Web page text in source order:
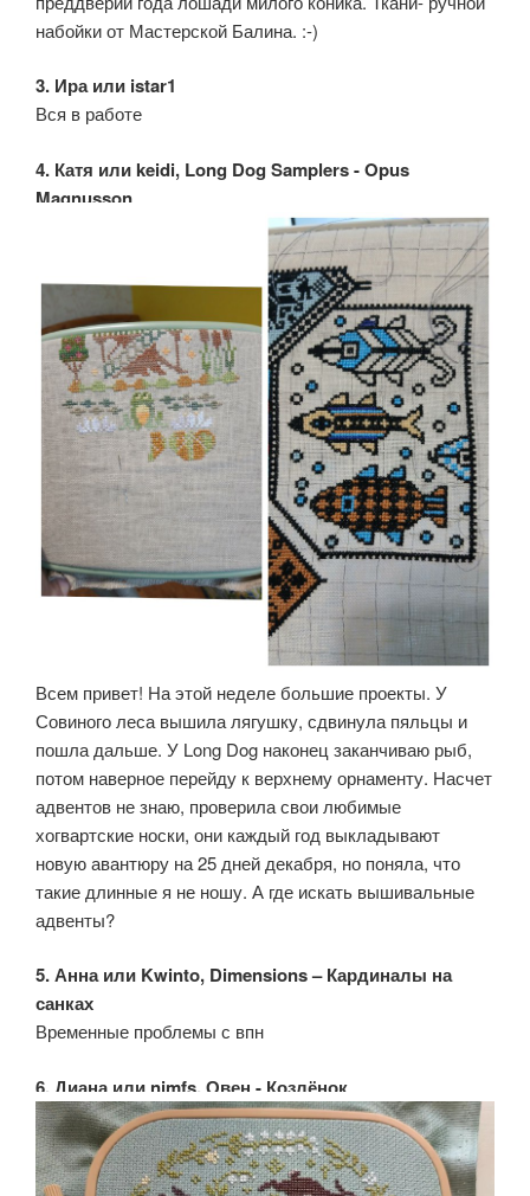
набойки от Мастерской Балина. :-)
3. Ира или istar1
Вся в работе
4. Катя или keidi, Long Dog Samplers - Opus
Magnusson
Всем привет! На этой неделе большие проекты. У
Совиного леса вышила лягушку, сдвинула пяльцы и
пошла дальше. У Long Dog наконец заканчиваю рыб,
потом наверное перейду к верхнему орнаменту. Насчет
адвентов не знаю, проверила свои любимые
хогвартские носки, они каждый год выкладывают
новую авантюру на 25 дней декабря, но поняла, что
такие длинные я не ношу. А где искать вышивальные
адвенты?
5. Анна или Kwinto, Dimensions – Кардиналы на
санках
Временные проблемы с впн
6. Диана или nimfs, Овен - Козлёнок